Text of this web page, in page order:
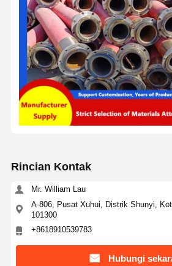
Rincian Kontak
Mr. William Lau
A-806, Pusat Xuhui, Distrik Shunyi,
101300
+8618910539783
Hubungi